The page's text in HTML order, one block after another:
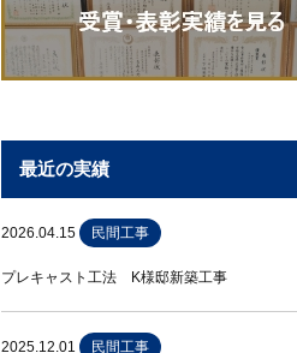
最近の実績
2026.04.15 民間工事
プレキャスト工法 K様邸新築工事
2025.12.01 民間工事